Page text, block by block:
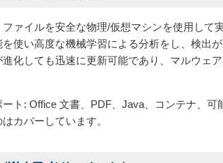
ファイルを安全な物理/仮想マシンを使用して
使い高度な機械学習による分析をし、検出
化しても迅速に更新可能であり、マルウェ
ート: Office 文書、PDF、Java、コンテナ、
カバーしています。